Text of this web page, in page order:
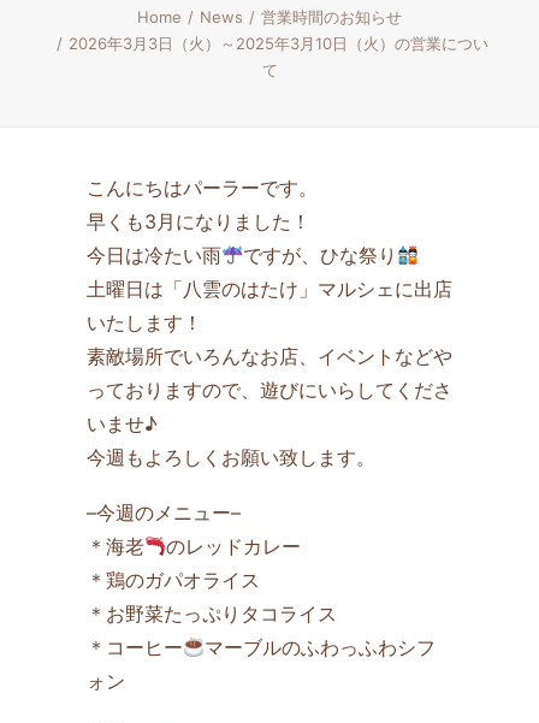
Home News
営業時間のお知らせ
2026年3月3日（火）～2025年3月10日（火）の営業につい
て
こんにちはパーラーです。
早くも3月になりました！
今日は冷たい雨
ですが、ひな祭り
土曜日は「八雲のはたけ」マルシェに出店
いたします！
素敵場所でいろんなお店、イベントなどや
っておりますので、遊びにいらしてくださ
いませ♪
今週もよろしくお願い致します。
–今週のメニュー–
＊海老
のレッドカレー
＊鶏のガパオライス
＊お野菜たっぷりタコライス
＊コーヒー
マーブルのふわっふわシフ
ォン